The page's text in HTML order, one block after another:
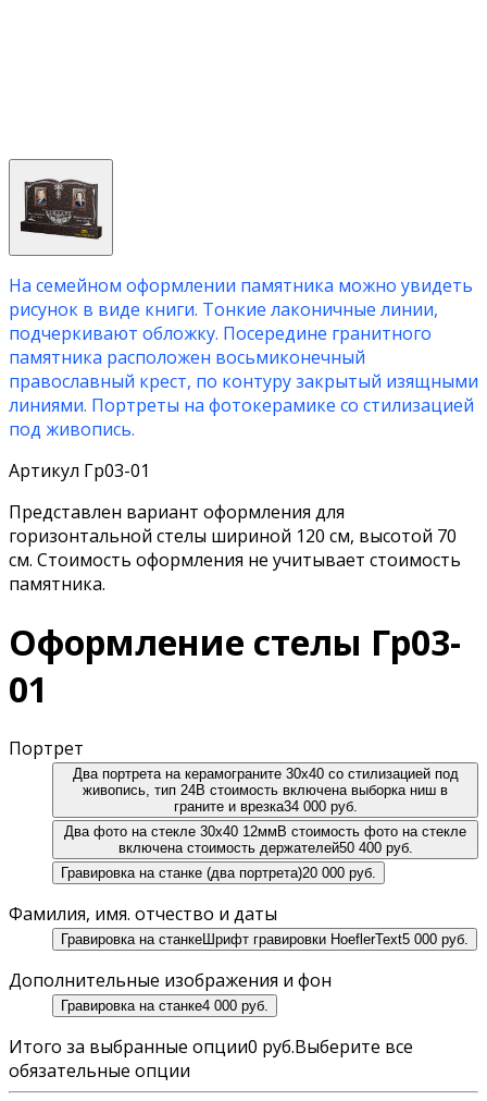
На семейном оформлении памятника можно увидеть
рисунок в виде книги. Тонкие лаконичные линии,
подчеркивают обложку. Посередине гранитного
памятника расположен восьмиконечный
православный крест, по контуру закрытый изящными
линиями. Портреты на фотокерамике со стилизацией
под живопись.
Артикул Гр03-01
Представлен вариант оформления для
горизонтальной стелы шириной 120 см, высотой 70
см. Стоимость оформления не учитывает стоимость
памятника.
Оформление стелы Гр03-
01
Портрет
Два портрета на керамограните 30х40 со стилизацией под
живопись, тип 24В стоимость включена выборка ниш в
граните и врезка34 000 руб.
Два фото на стекле 30х40 12мм В стоимость фото на стекле
включена стоимость держателей50 400 руб.
Гравировка на станке (два портрета)20 000 руб.
Фамилия, имя. отчество и даты
Гравировка на станке Шрифт гравировки HoeflerText5 000 руб.
Дополнительные изображения и фон
Гравировка на станке4 000 руб.
Итого за выбранные опции0 руб.Выберите все
обязательные опции